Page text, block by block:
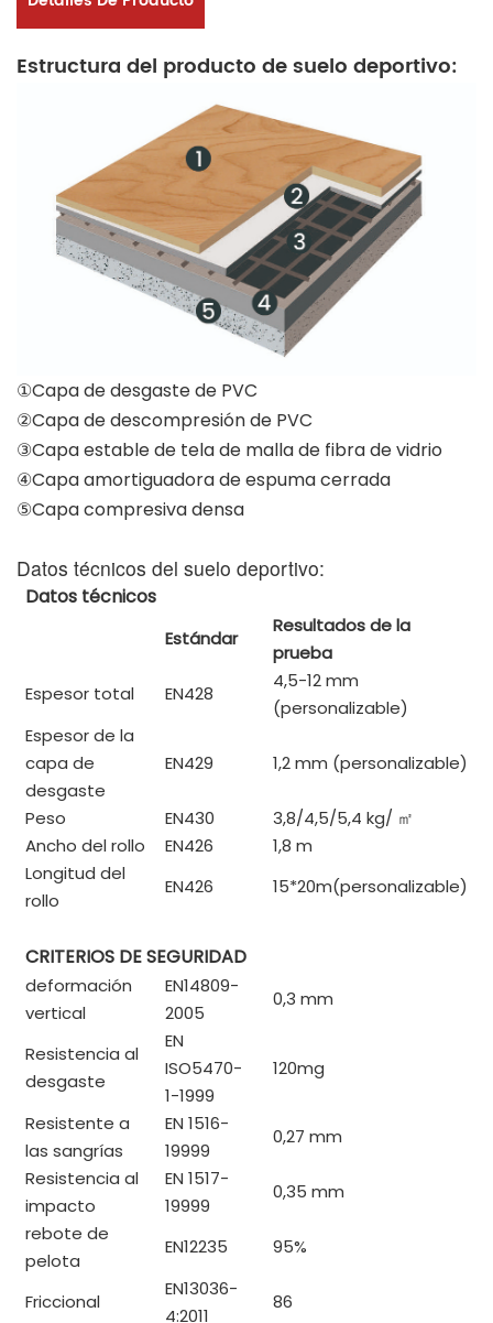
Estructura del producto de suelo deportivo:
①Capa de desgaste de PVC
②Capa de descompresión de PVC
③Capa estable de tela de malla de fibra de vidrio
④Capa amortiguadora de espuma cerrada
⑤Capa compresiva densa
Datos técnicos del suelo deportivo:
Datos técnicos
Estándar
Resultados de la
prueba
Espesor total
EN428
4,5-12 mm
(personalizable)
Espesor de la
capa de
desgaste
EN429 1,2 mm (personalizable)
Peso EN430 3,8/4,5/5,4 kg/ ㎡
Ancho del rollo
EN426
1,8 m
Longitud del
rollo
EN426 15*20m(personalizable)
CRITERIOS DE SEGURIDAD
deformación
vertical
EN14809-
2005
0,3 mm
Resistencia al
desgaste
EN
ISO5470-
1-1999
120mg
Resistente a
las sangrías
EN 1516-
19999
0,27 mm
Resistencia al
impacto
EN 1517-
19999
0,35 mm
rebote de
pelota
EN12235 95%
Friccional
EN13036-
4:2011
86